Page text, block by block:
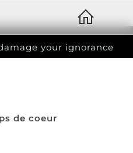
your ignorance
de coeur